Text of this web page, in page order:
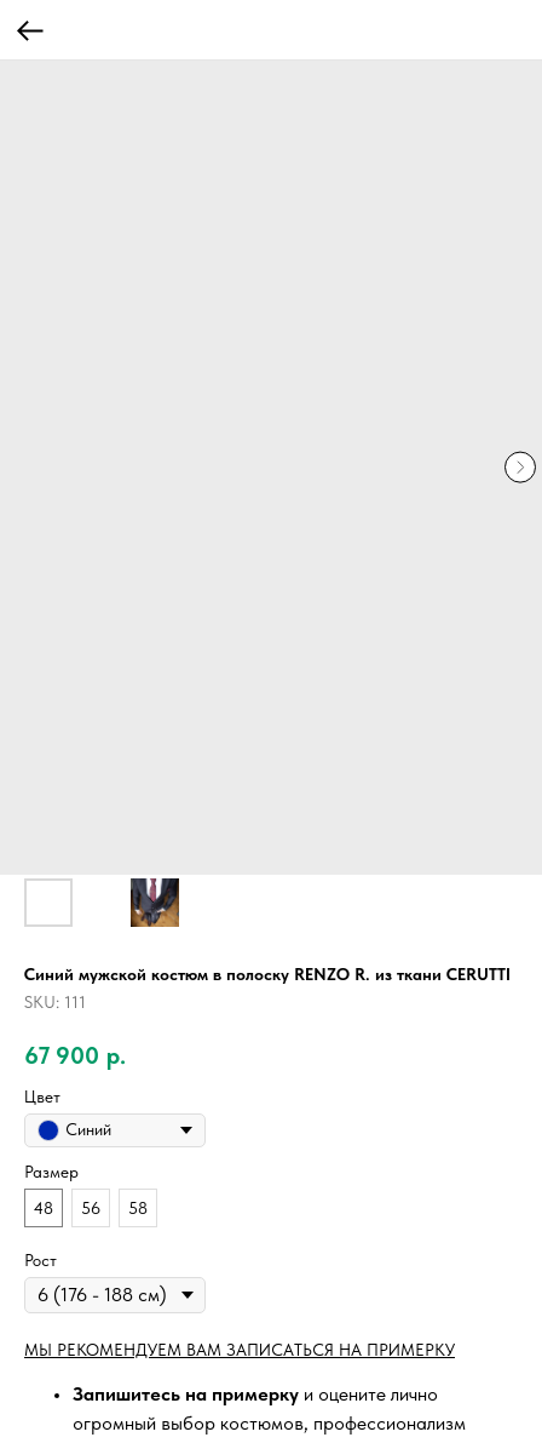
Синий мужской костюм в полоску RENZO R. из ткани CERUTTI
SKU: 111
67 900 р.
Цвет
Синий
Размер
48
56 58
Рост
МЫ РЕКОМЕНДУЕМ ВАМ ЗАПИСАТЬСЯ НА ПРИМЕРКУ
Запишитесь на примерку и оцените лично
огромный выбор костюмов, профессионализм